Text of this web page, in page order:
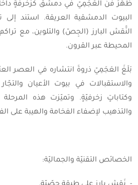
ظَهَرَ فَنُّ العَجَمِيّ في دمشق كزخرفةٍ
البيوت الدمشقية العريقة. استند
النَّقش البارز (الجِصّ) والتلوين، مع تراكم
المحيطة عبر القرون.
بَلَغَ العَجَمِيّ ذروةَ انتشاره في العصر
والاستقبالات في بيوت الأعيان
وكتاباتٍ زخرفيّةٍ. وتميّزت هذه المرحلة
والتذهيب لإضفاء الفخامة والهيبة على
الخصائص التقنيّة والجماليّة: